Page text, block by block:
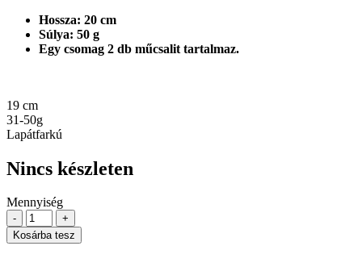
Hossza: 20 cm
Súlya: 50 g
Egy csomag 2 db műcsalit tartalmaz.
19 cm
31-50g
Lapátfarkú
Nincs készleten
Mennyiség
-
+
Kosárba tesz